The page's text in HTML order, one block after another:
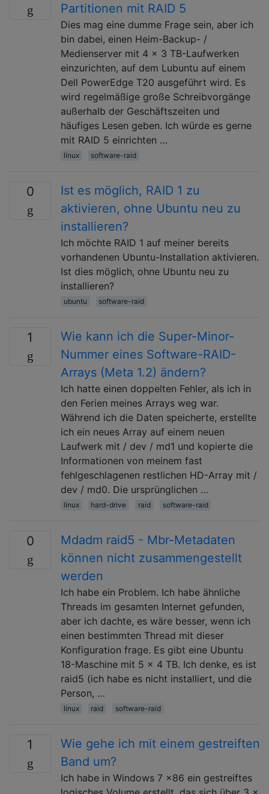
Partitionen mit RAID 5
Dies mag eine dumme Frage sein, aber ich
bin dabei, einen Heim-Backup- /
Medienserver mit 4 x 3 TB-Laufwerken
einzurichten, auf dem Lubuntu auf einem
Dell PowerEdge T20 ausgeführt wird. Es
wird regelmäßige große Schreibvorgänge
außerhalb der Geschäftszeiten und
häufiges Lesen geben. Ich würde es gerne
mit RAID 5 einrichten …
linux software-raid
0
Ist es möglich, RAID 1 zu
aktivieren, ohne Ubuntu neu zu
installieren?
Ich möchte RAID 1 auf meiner bereits
vorhandenen Ubuntu-Installation aktivieren.
Ist dies möglich, ohne Ubuntu neu zu
installieren?
ubuntu software-raid
1
Wie kann ich die Super-Minor-
Nummer eines Software-RAID-
Arrays (Meta 1.2) ändern?
Ich hatte einen doppelten Fehler, als ich in
den Ferien meines Arrays weg war.
Während ich die Daten speicherte, erstellte
ich ein neues Array auf einem neuen
Laufwerk mit / dev / md1 und kopierte die
Informationen von meinem fast
fehlgeschlagenen restlichen HD-Array mit /
dev / md0. Die ursprünglichen …
linux hard-drive raid software-raid
0
Mdadm raid5 - Mbr-Metadaten
können nicht zusammengestellt
werden
Ich habe ein Problem. Ich habe ähnliche
Threads im gesamten Internet gefunden,
aber ich dachte, es wäre besser, wenn ich
einen bestimmten Thread mit dieser
Konfiguration frage. Es gibt eine Ubuntu
18-Maschine mit 5 x 4 TB. Ich denke, es ist
raid5 (ich habe es nicht installiert, und die
Person, …
linux raid software-raid
1
Wie gehe ich mit einem gestreiften
Band um?
Ich habe in Windows 7 x86 ein gestreiftes